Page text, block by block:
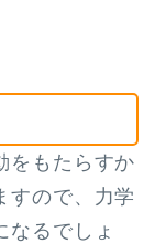
をもたらすか
すので、力学
なるでしょ